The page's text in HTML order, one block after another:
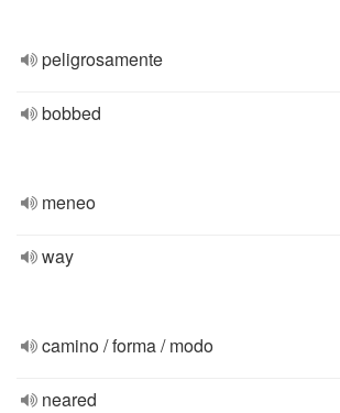
peligrosamente
bobbed
meneo
way
camino / forma / modo
neared